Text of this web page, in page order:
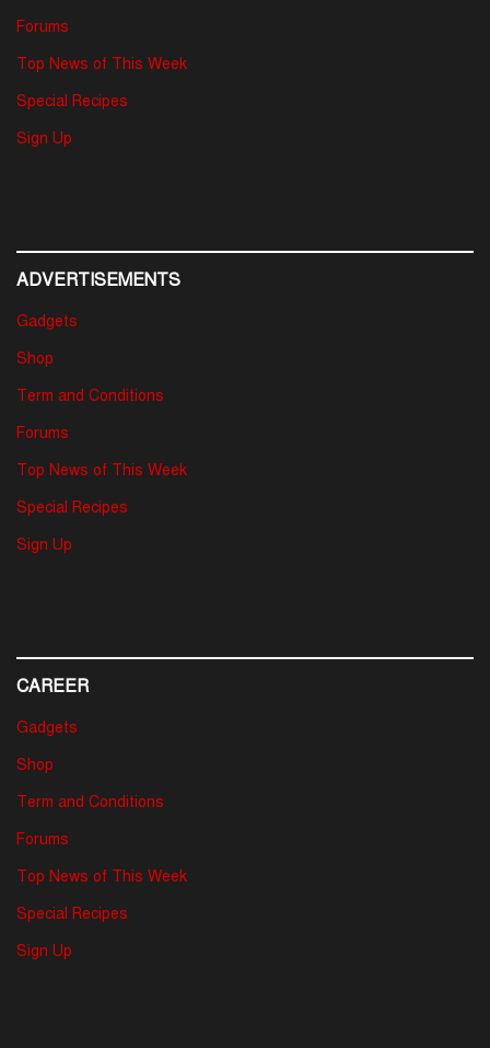
Forums
Top News of This Week
Special Recipes
Sign Up
ADVERTISEMENTS
Gadgets
Shop
Term and Conditions
Forums
Top News of This Week
Special Recipes
Sign Up
CAREER
Gadgets
Shop
Term and Conditions
Forums
Top News of This Week
Special Recipes
Sign Up